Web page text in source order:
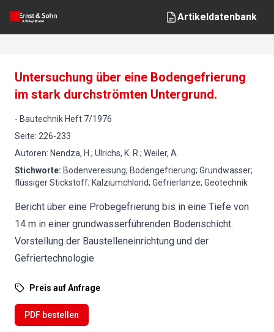
Artikeldatenbank
Untersuchung über eine Bodengefrierung
im stark durchströmten Untergrund.
- Bautechnik Heft 7/1976
Seite: 226-233
Autoren: Nendza, H.; Ulrichs, K. R.; Weiler, A.
Stichworte: Bodenvereisung; Bodengefrierung; Grundwasser;
flüssiger Stickstoff; Kalziumchlorid; Gefrierlanze; Geotechnik
Bericht über eine Probegefrierung bis in eine Tiefe von
14 m in einer grundwasserführenden Bodenschicht.
Vorstellung der Baustelleneinrichtung und der
Gefriertechnologie
Preis auf Anfrage
PDF bestellen